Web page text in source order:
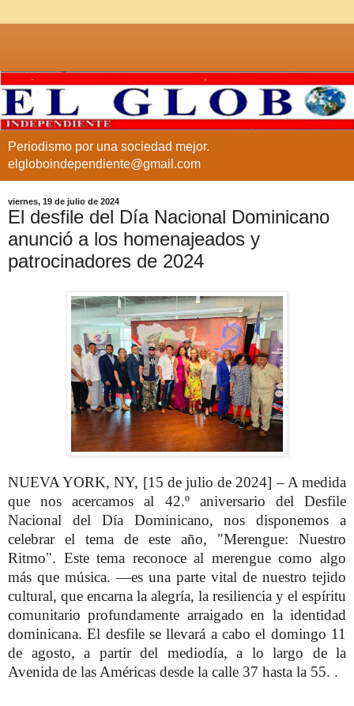
Periodismo por una sociedad mejor.
elgloboindependiente@gmail.com
viernes, 19 de julio de 2024
El desfile del Día Nacional Dominicano
anunció a los homenajeados y
patrocinadores de 2024
NUEVA YORK, NY, [15 de julio de 2024] – A medida
que nos acercamos al 42.º aniversario del Desfile
Nacional del Día Dominicano, nos disponemos a
celebrar el tema de este año, "Merengue: Nuestro
Ritmo". Este tema reconoce al merengue como algo
más que música. —es una parte vital de nuestro tejido
cultural, que encarna la alegría, la resiliencia y el espíritu
comunitario profundamente arraigado en la identidad
dominicana. El desfile se llevará a cabo el domingo 11
de agosto, a partir del mediodía, a lo largo de la
Avenida de las Américas desde la calle 37 hasta la 55. .